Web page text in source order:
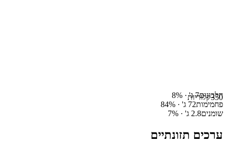
350קלוריותחלבונים7ג' · 8%
פחמימות72 ג' · 84%
שומנים2.8 ג' · 7%
ערכים תזונתיים